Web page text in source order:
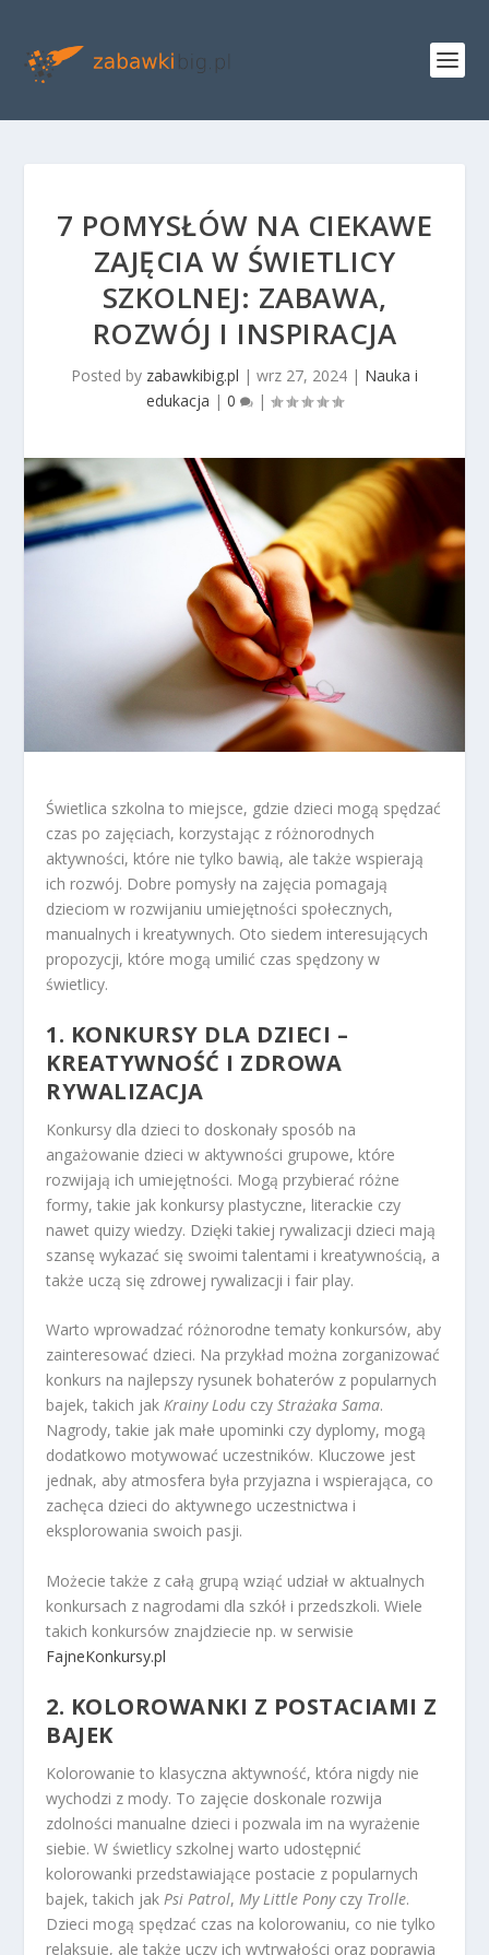
7 POMYSŁÓW NA CIEKAWE
ZAJĘCIA W ŚWIETLICY
SZKOLNEJ: ZABAWA,
ROZWÓJ I INSPIRACJA
Posted by zabawkibig.pl | wrz 27, 2024 | Nauka i
edukacja | 0 |
Świetlica szkolna to miejsce, gdzie dzieci mogą spędzać
czas po zajęciach, korzystając z różnorodnych
aktywności, które nie tylko bawią, ale także wspierają
ich rozwój. Dobre pomysły na zajęcia pomagają
dzieciom w rozwijaniu umiejętności społecznych,
manualnych i kreatywnych. Oto siedem interesujących
propozycji, które mogą umilić czas spędzony w
świetlicy.
1. KONKURSY DLA DZIECI –
KREATYWNOŚĆ I ZDROWA
RYWALIZACJA
Konkursy dla dzieci to doskonały sposób na
angażowanie dzieci w aktywności grupowe, które
rozwijają ich umiejętności. Mogą przybierać różne
formy, takie jak konkursy plastyczne, literackie czy
nawet quizy wiedzy. Dzięki takiej rywalizacji dzieci mają
szansę wykazać się swoimi talentami i kreatywnością, a
także uczą się zdrowej rywalizacji i fair play.
Warto wprowadzać różnorodne tematy konkursów, aby
zainteresować dzieci. Na przykład można zorganizować
konkurs na najlepszy rysunek bohaterów z popularnych
bajek, takich jakKrainy Lodu czyStrażaka Sama.
Nagrody, takie jak małe upominki czy dyplomy, mogą
dodatkowo motywować uczestników. Kluczowe jest
jednak, aby atmosfera była przyjazna i wspierająca, co
zachęca dzieci do aktywnego uczestnictwa i
eksplorowania swoich pasji.
Możecie także z całą grupą wziąć udział w aktualnych
konkursach z nagrodami dla szkół i przedszkoli. Wiele
takich konkursów znajdziecie np. w serwisie
FajneKonkursy.pl
2. KOLOROWANKI Z POSTACIAMI Z
BAJEK
Kolorowanie to klasyczna aktywność, która nigdy nie
wychodzi z mody. To zajęcie doskonale rozwija
zdolności manualne dzieci i pozwala im na wyrażenie
siebie. W świetlicy szkolnej warto udostępnić
kolorowanki przedstawiające postacie z popularnych
bajek, takich jakPsi Patrol,My Little Ponyczy Trolle.
Dzieci mogą spędzać czas na kolorowaniu, co nie tylko
relaksuje, ale także uczy ich wytrwałości oraz poprawia